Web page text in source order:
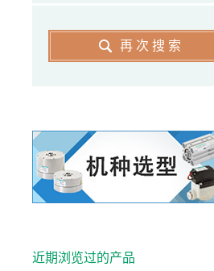
再次搜索
近期浏览过的产品